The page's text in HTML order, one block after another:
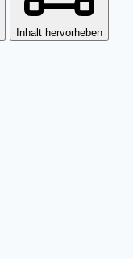
Inhalt hervorheben